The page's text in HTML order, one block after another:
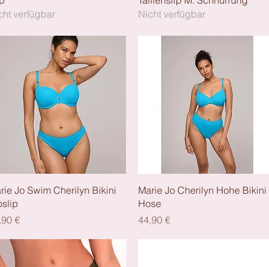
verfügbar
Nicht verfügbar
Schnellansicht
Jo Swim Cherilyn Bikini
€
Schnellansicht
Marie Jo Cherilyn Hohe Bikini
Hose
Preis
44,90 €